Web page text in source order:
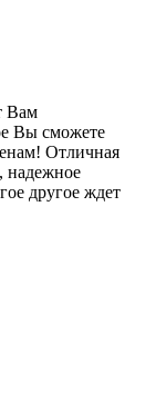
Вам
Вы сможете
Отличная
надежное
другое ждет